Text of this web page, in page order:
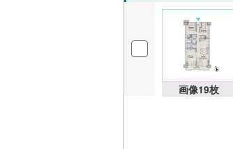
画像19枚